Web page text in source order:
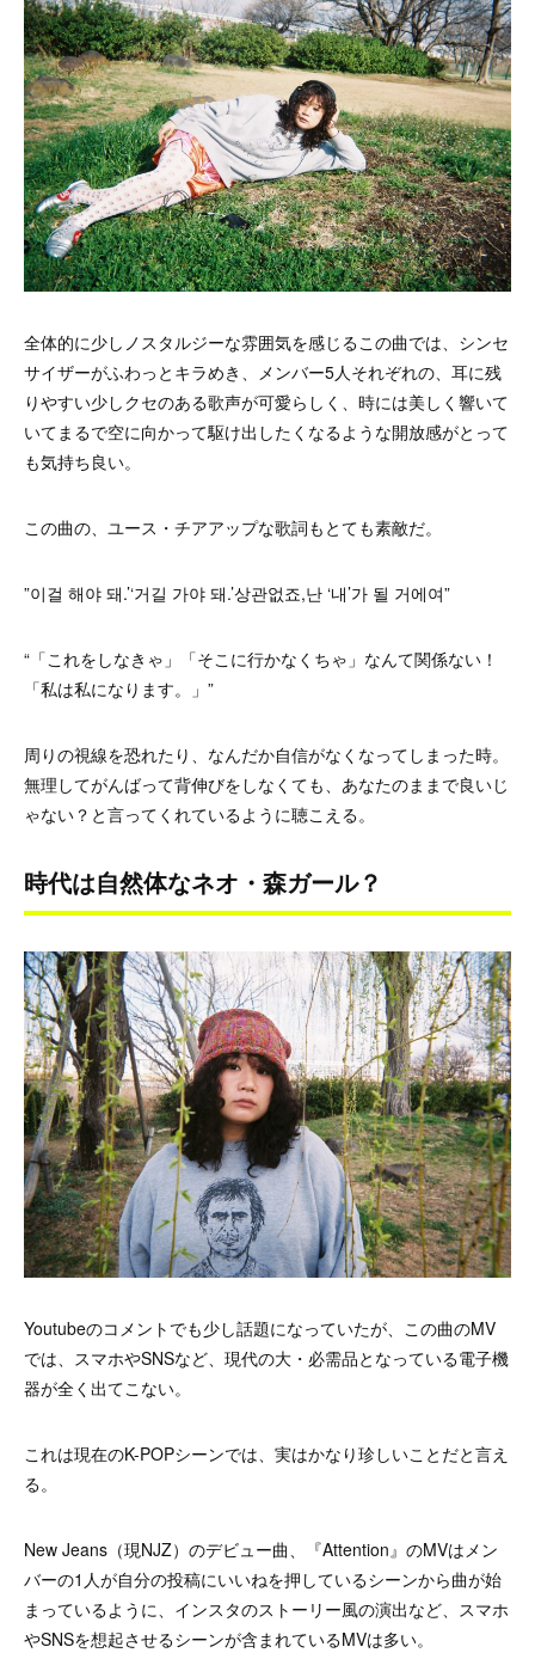
全体的に少しノスタルジーな雰囲気を感じるこの曲では、シンセ
サイザーがふわっとキラめき、メンバー5人それぞれの、耳に残
りやすい少しクセのある歌声が可愛らしく、時には美しく響いて
いてまるで空に向かって駆け出したくなるような開放感がとって
も気持ち良い。
この曲の、ユース・チアアップな歌詞もとても素敵だ。
”이걸 해야 돼.’‘거길 가야 돼.’상관없죠,난 ‘내’가 될 거에여”
“「これをしなきゃ」「そこに行かなくちゃ」なんて関係ない！
「私は私になります。」”
周りの視線を恐れたり、なんだか自信がなくなってしまった時。
無理してがんばって背伸びをしなくても、 あなたのままで良いじ
ゃない？と言ってくれているように聴こえる。
時代は自然体なネオ・森ガール？
Youtubeのコメントでも少し話題になっていたが、この曲のMV
では、スマホやSNSなど、現代の大・必需品となっている電子機
器が全く出てこない。
これは現在のK-POPシーンでは、実はかなり珍しいことだと言え
る。
New Jeans（現NJZ）のデビュー曲、『Attention』のMVはメン
バーの1人が自分の投稿にいいねを押しているシーンから曲が始
まっているように、インスタのストーリー風の演出など、スマホ
やSNSを想起させるシーンが含まれているMVは多い。